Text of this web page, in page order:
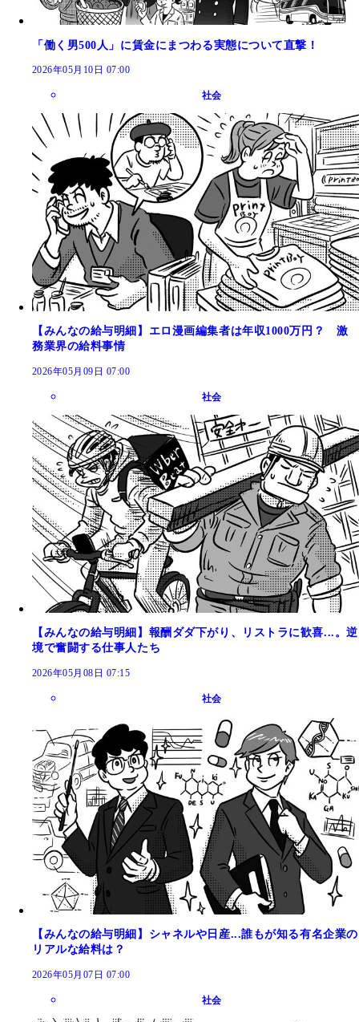
「働く男500人」に賃金にまつわる実態について直撃！
2026年05月10日 07:00
社会
【みんなの給与明細】エロ漫画編集者は年収1000万円？ 激
務業界の給料事情
2026年05月09日 07:00
社会
【みんなの給与明細】報酬ダダ下がり、リストラに歓喜...。逆
境で奮闘する仕事人たち
2026年05月08日 07:15
社会
【みんなの給与明細】シャネルや日産...誰もが知る有名企業の
リアルな給料は？
2026年05月07日 07:00
社会